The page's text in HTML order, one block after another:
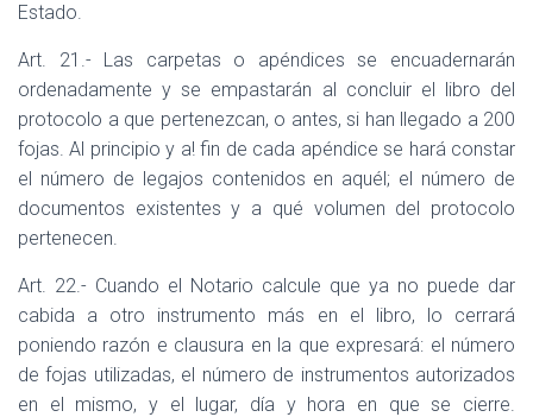
Estado.
Art. 21.- Las carpetas o apéndices se encuadernarán
ordenadamente y se empastarán al concluir el libro del
protocolo a que pertenezcan, o antes, si han llegado a 200
fojas. Al principio y a! fin de cada apéndice se hará constar
el número de legajos contenidos en aquél; el número de
documentos existentes y a qué volumen del protocolo
pertenecen.
Art. 22.- Cuando el Notario calcule que ya no puede dar
cabida a otro instrumento más en el libro, lo cerrará
poniendo razón e clausura en la que expresará: el número
de fojas utilizadas, el número de instrumentos autorizados
en el mismo, y el lugar, día y hora en que se cierre.